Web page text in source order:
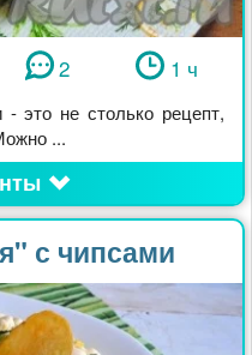
2 1 ч
это не столько рецепт,
...
с чипсами